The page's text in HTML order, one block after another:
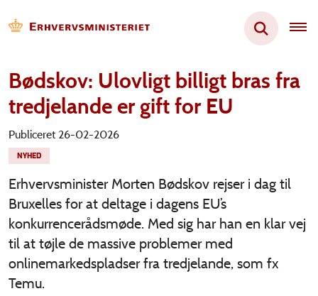
Bødskov: Ulovligt billigt bras fra
tredjelande er gift for EU
Publiceret 26-02-2026
NYHED
Erhvervsminister Morten Bødskov rejser i dag til
Bruxelles for at deltage i dagens EU’s
konkurrencerådsmøde. Med sig har han en klar vej
til at tøjle de massive problemer med
onlinemarkedspladser fra tredjelande, som fx
Temu.